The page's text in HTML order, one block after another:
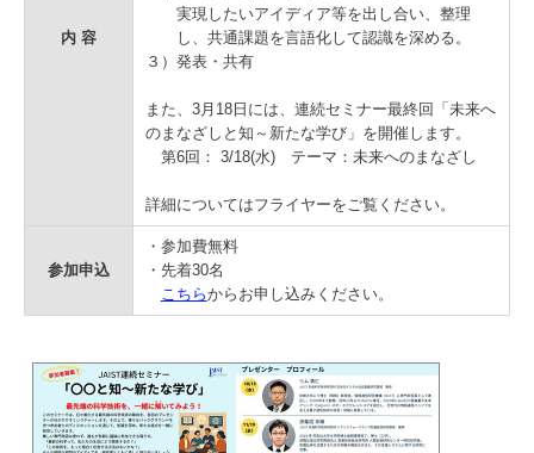
内 容
実現したいアイディア等を出し合い、整理
し、共通課題を言語化して認識を深める。
３）発表・共有
また、3月18日には、連続セミナー最終回「未来へ
のまなざしと知～新たな学び」を開催します。
第6回： 3/18(水) テーマ：未来へのまなざし
詳細についてはフライヤーをご覧ください。
参加申込
・参加費無料
・先着30名
こちらからお申し込みください。